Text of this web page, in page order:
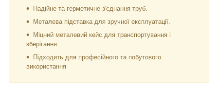
Надійне та герметичне з'єднання труб.
Металева підставка для зручної експлуатації.
Міцний металевий кейс для транспортування і
зберігання.
Підходить для професійного та побутового
використання